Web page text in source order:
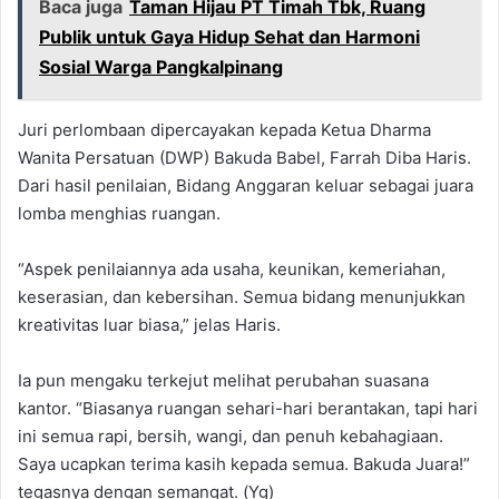
Baca juga Taman Hijau PT Timah Tbk, Ruang
Publik untuk Gaya Hidup Sehat dan Harmoni
Sosial Warga Pangkalpinang
Juri perlombaan dipercayakan kepada Ketua Dharma
Wanita Persatuan (DWP) Bakuda Babel, Farrah Diba Haris.
Dari hasil penilaian, Bidang Anggaran keluar sebagai juara
lomba menghias ruangan.
“Aspek penilaiannya ada usaha, keunikan, kemeriahan,
keserasian, dan kebersihan. Semua bidang menunjukkan
kreativitas luar biasa,” jelas Haris.
Ia pun mengaku terkejut melihat perubahan suasana
kantor. “Biasanya ruangan sehari-hari berantakan, tapi hari
ini semua rapi, bersih, wangi, dan penuh kebahagiaan.
Saya ucapkan terima kasih kepada semua. Bakuda Juara!”
tegasnya dengan semangat. (Yg)